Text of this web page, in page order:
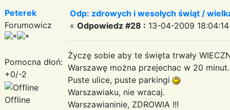
Peterek
Forumowicz
Pomocna dłoń:
+0/-2
Offline
Odp: zdrowych i wesołych świąt /
« Odpowiedz #28 : 13-04-2009
Życzę sobie aby te święta trwały
Warszawę można przejechac w 20 minut.
Puste ulice, puste parkingi
Warszawiaku, nie wracaj.
Warszawianinie, ZDROWIA !!!